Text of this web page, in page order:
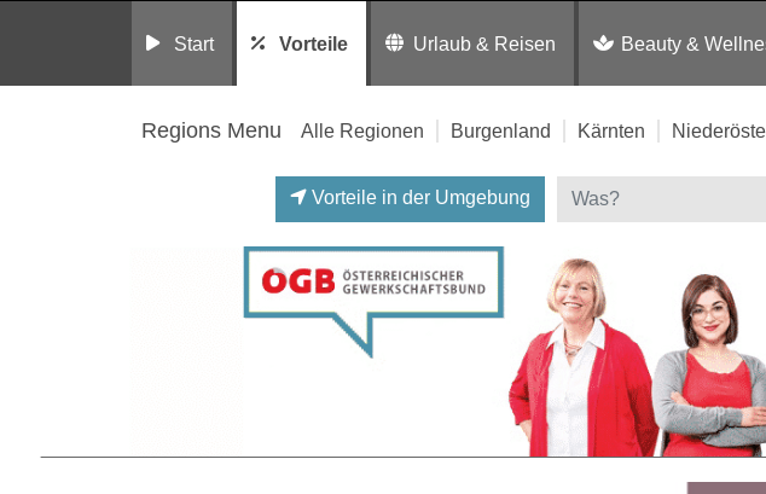
Start Vorteile Urlaub & Reisen Beauty &
Regions Menu Alle Regionen Burgenland Kärnten
Vorteile in der Umgebung